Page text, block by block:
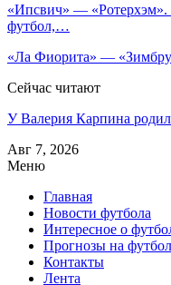
«Ипсвич» — «Ротерхэм».
футбол,…
«Ла Фиорита» —
Сейчас читают
У Валерия Карпина
Авг 7, 2026
Меню
Главная
Новости футбола
Интересное о
Прогнозы на футбол
Контакты
Лента